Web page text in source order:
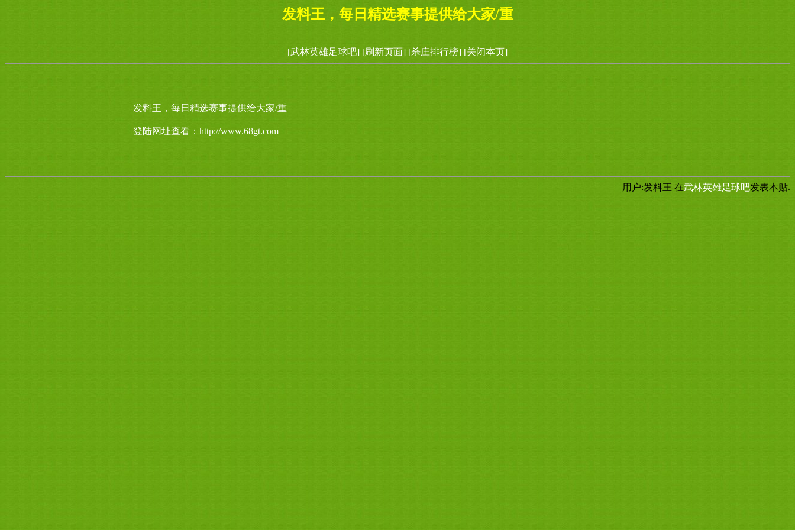
发料王，每日精选赛事提供给大家/重
[武林英雄足球吧] [刷新页面] [杀庄排行榜] [关闭本页]
发料王，每日精选赛事提供给大家/重
登陆网址查看：http://www.68gt.com
用户:发料王 在武林英雄足球吧发表本贴.